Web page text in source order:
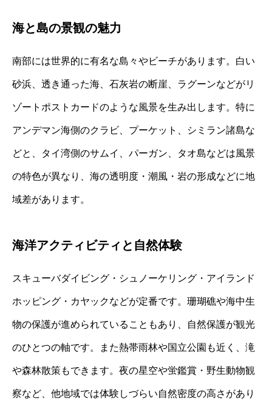
海と島の景観の魅力
南部には世界的に有名な島々やビーチがあります。白い
砂浜、透き通った海、石灰岩の断崖、ラグーンなどがリ
ゾートポストカードのような風景を生み出します。特に
アンデマン海側のクラビ、プーケット、シミラン諸島な
どと、タイ湾側のサムイ、パーガン、タオ島などは風景
の特色が異なり、海の透明度・潮風・岩の形成などに地
域差があります。
海洋アクティビティと自然体験
スキューバダイビング・シュノーケリング・アイランド
ホッピング・カヤックなどが定番です。珊瑚礁や海中生
物の保護が進められていることもあり、自然保護が観光
のひとつの軸です。また熱帯雨林や国立公園も近く、滝
や森林散策もできます。夜の星空や蛍鑑賞・野生動物観
察など、他地域では体験しづらい自然密度の高さがあり